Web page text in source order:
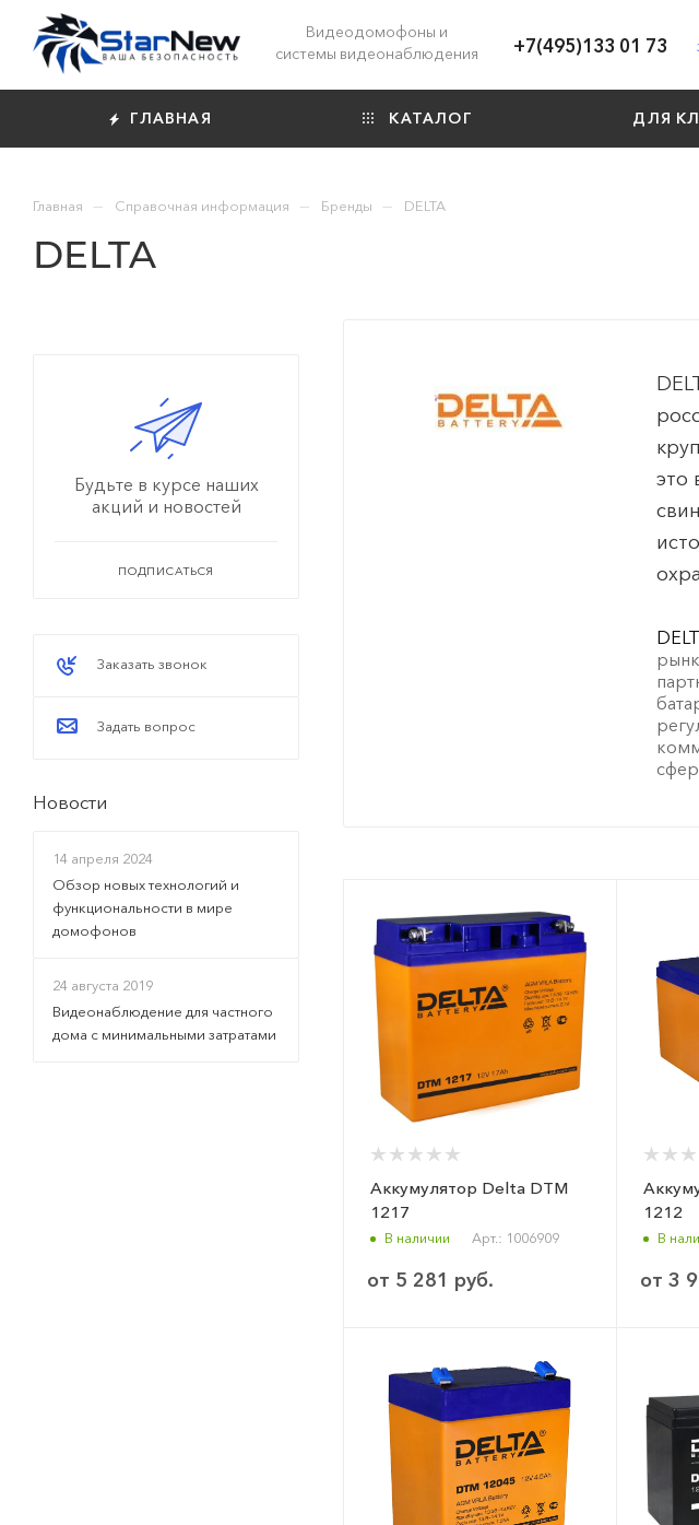
Видеодомофоны и
системы видеонаблюдения
+7(495)133 01 73
ГЛАВНАЯ КАТАЛОГ ДЛЯ
Главная — Справочная информация — Бренды — DELTA
DELTA
это
Аккумулятор Delta DTM
1217
В наличии Арт.: 1006909
от 5 281 руб.
1212
В
от 3
Будьте в курсе наших
акций и новостей
ПОДПИСАТЬСЯ
Заказать звонок
Задать вопрос
Новости
14 апреля 2024
Обзор новых технологий и
функциональности в мире
домофонов
24 августа 2019
Видеонаблюдение для частного
дома с минимальными затратами